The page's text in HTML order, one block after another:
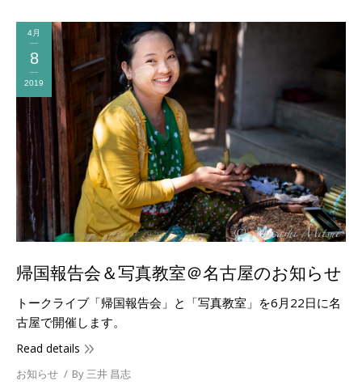
4月
8
2019
帰国報告会＆写真教室＠名古屋のお知らせ
トークライブ「帰国報告会」と「写真教室」を6月22日に名
古屋で開催します。
Read details
お知らせ By 三井 昌志